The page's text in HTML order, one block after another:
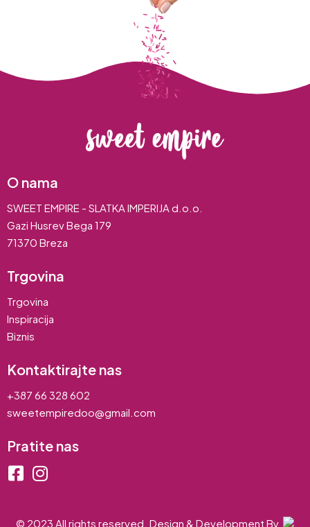
O nama
SWEET EMPIRE - SLATKA IMPERIJA d.o.o.
Gazi Husrev Bega 179
71370 Breza
Trgovina
Trgovina
Inspiracija
Biznis
Kontaktirajte nas
+387 66 328 602
sweetempiredoo@gmail.com
Pratite nas
© 2023 All rights reserved. Design & Development By